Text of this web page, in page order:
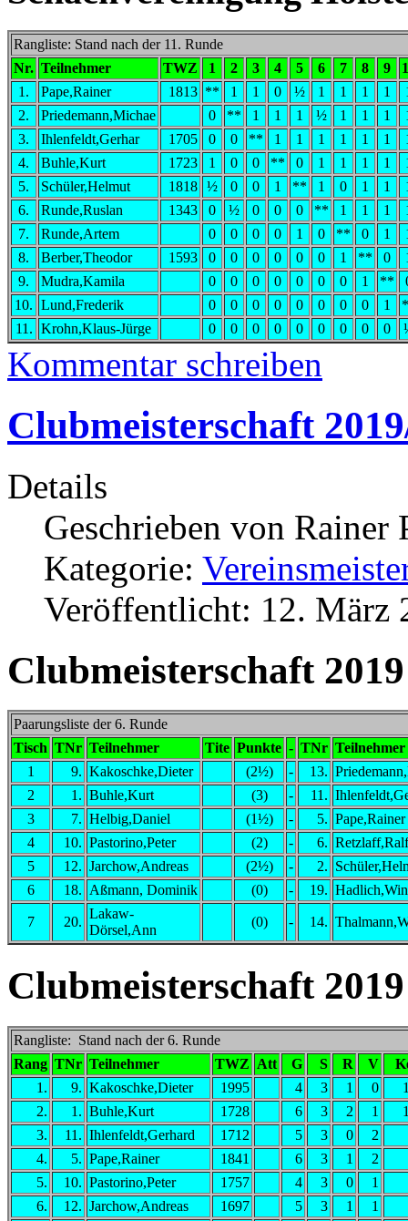
Rangliste: Stand nach der 11. Runde
Nr. Teilnehmer TWZ 1 2 3 4 5 6 7 8 9
1.
Pape,Rainer 1813 ** 1 1 0 ½ 1 1 1 1
2.
Priedemann,Michae 0 ** 1 1 1 ½ 1 1 1
3.
Ihlenfeldt,Gerhar 1705 0 0 ** 1 1 1 1 1 1
4.
Buhle,Kurt 1723 1 0 0 ** 0 1 1 1 1
5.
Schüler,Helmut 1818 ½ 0 0 1 ** 1 0 1 1
6.
Runde,Ruslan 1343 0 ½ 0 0 0 ** 1 1 1
7.
Runde,Artem 0 0 0 0 1 0 ** 0 1
8.
Berber,Theodor 1593 0 0 0 0 0 0 1 ** 0
9.
Mudra,Kamila 0 0 0 0 0 0 0 1 **
10. Lund,Frederik 0 0 0 0 0 0 0 0 1
11. Krohn,Klaus-Jürge 0 0 0 0 0 0 0 0 0
Kommentar schreiben
Clubmeisterschaft
Details
Geschrieben von Rainer
Kategorie:
Veröffentlicht: 12. März
Clubmeisterschaft 2019
Paarungsliste der 6. Runde
Tisch TNr Teilnehmer Tite Punkte - TNr Teilnehmer
1
9. Kakoschke,Dieter (2½) - 13.
2
1. Buhle,Kurt (3) - 11.
3
7. Helbig,Daniel (1½) - 5. Pape,Rainer
4
10. Pastorino,Peter (2) - 6. Retzlaff,Ralf
5
12. Jarchow,Andreas (2½) - 2.
6
18. Aßmann, Dominik (0) - 19.
7 20.
Lakaw-
Dörsel,Ann
(0) - 14.
Clubmeisterschaft 2019
Rangliste: Stand nach der 6. Runde
Rang TNr Teilnehmer TWZ Att G S R V
1.
9. Kakoschke,Dieter 1995 4 3 1 0
2.
1. Buhle,Kurt 1728 6 3 2 1
3.
11. Ihlenfeldt,Gerhard 1712 5 3 0
2
4.
5. Pape,Rainer 1841 6 3 1
2
5.
10. Pastorino,Peter 1757 4 3 0
1
6.
12. Jarchow,Andreas 1697 5 3 1
1